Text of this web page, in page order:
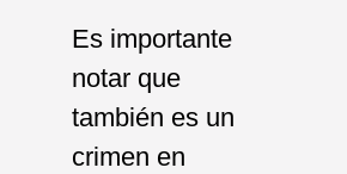
Es importante
notar que
también es un
crimen en